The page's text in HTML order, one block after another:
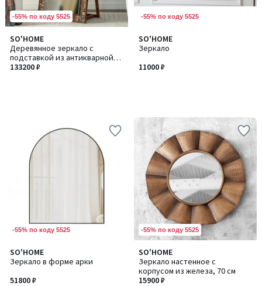
-55% по коду 5525
SO'HOME
Деревянное зеркало с
подставкой из антикварной
древесины манго
133200 ₽
-55% по коду 5525
SO'HOME
Зеркало
11000 ₽
-55% по коду 5525
SO'HOME
Зеркало в форме арки
51800 ₽
-55% по коду 5525
SO'HOME
Зеркало настенное с
корпусом из железа, 70 см
15900 ₽